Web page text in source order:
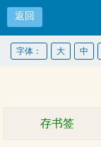
返回
字体： 大 中
存书签